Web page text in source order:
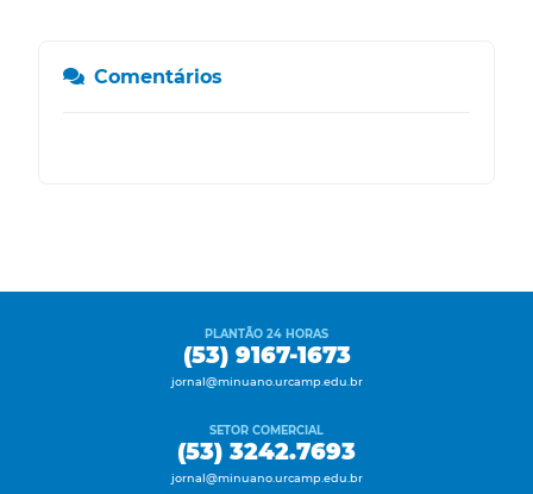
Comentários
PLANTÃO 24 HORAS
(53) 9167-1673
jornal@minuano.urcamp.edu.br
SETOR COMERCIAL
(53) 3242.7693
jornal@minuano.urcamp.edu.br